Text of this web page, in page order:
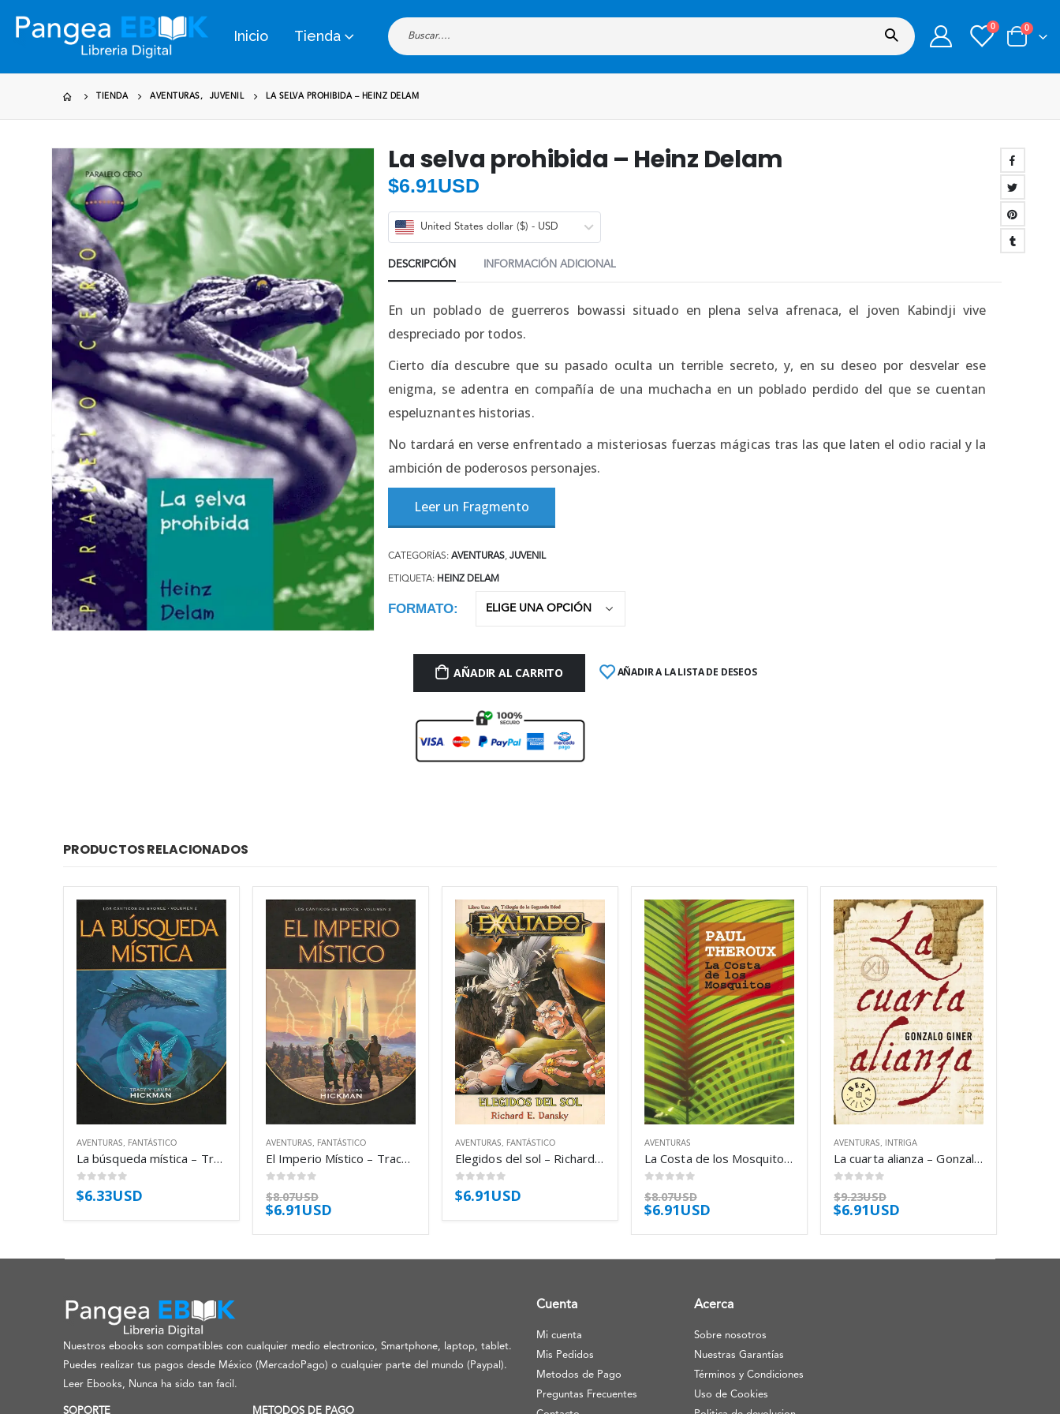
Inicio Tienda
0 0
TIENDA AVENTURAS , JUVENIL LA SELVA PROHIBIDA – HEINZ DELAM
La selva prohibida – Heinz Delam
$6.91USD
United States dollar ($) - USD
DESCRIPCIÓN INFORMACIÓN ADICIONAL
En un poblado de guerreros bowassi situado en plena selva afrenaca, el joven Kabindji vive
despreciado por todos.
Cierto día descubre que su pasado oculta un terrible secreto, y, en su deseo por desvelar ese
enigma, se adentra en compañía de una muchacha en un poblado perdido del que se cuentan
espeluznantes historias.
No tardará en verse enfrentado a misteriosas fuerzas mágicas tras las que laten el odio racial y la
ambición de poderosos personajes.
Leer un Fragmento
CATEGORÍAS: AVENTURAS, JUVENIL
ETIQUETA: HEINZ DELAM
FORMATO
AÑADIR AL CARRITO AÑADIR A LA LISTA DE DESEOS
PRODUCTOS RELACIONADOS
AVENTURAS FANTÁSTICO
La búsqueda mística – Tracy Hickman
0out of 5
$6.33USD
AVENTURAS FANTÁSTICO
El Imperio Místico – Tracy Hickman
$8.07USD
$6.91USD
AVENTURAS FANTÁSTICO
Elegidos del sol – Richard E. Dansky
0out of 5
$6.91USD
AVENTURAS
La Costa de los Mosquitos – Paul Theroux
$8.07USD
$6.91USD
AVENTURAS INTRIGA
La cuarta alianza – Gonzalo Giner
$9.23USD
$6.91USD
Nuestros ebooks son compatibles con cualquier medio electronico, Smartphone, laptop, tablet.
Puedes realizar tus pagos desde México (MercadoPago) o cualquier parte del mundo (Paypal).
Leer Ebooks, Nunca ha sido tan facil.
SOPORTE METODOS DE PAGO
Cuenta
Mi cuenta
Mis Pedidos
Metodos de Pago
Preguntas Frecuentes
Acerca
Sobre nosotros
Nuestras Garantías
Términos y Condiciones
Uso de Cookies